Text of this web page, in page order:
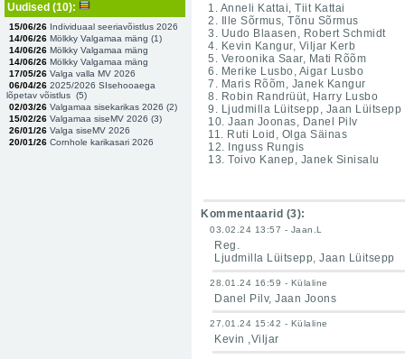
Uudised (10):
15/06/26 Individuaal seeriavõistlus 2026
14/06/26 Mölkky Valgamaa mäng (1)
14/06/26 Mölkky Valgamaa mäng
14/06/26 Mölkky Valgamaa mäng
17/05/26 Valga valla MV 2026
06/04/26 2025/2026 SIsehooaega
lõpetav võistlus (5)
02/03/26 Valgamaa sisekarikas 2026 (2)
15/02/26 Valgamaa siseMV 2026 (3)
26/01/26 Valga siseMV 2026
20/01/26 Cornhole karikasari 2026
1. Anneli Kattai, Tiit Kattai
2. Ille Sõrmus, Tõnu Sõrmus
3. Uudo Blaasen, Robert Schmidt
4. Kevin Kangur, Viljar Kerb
5. Veroonika Saar, Mati Rõõm
6. Merike Lusbo, Aigar Lusbo
7. Maris Rõõm, Janek Kangur
8. Robin Randrüüt, Harry Lusbo
9. Ljudmilla Lüitsepp, Jaan Lüitsepp
10. Jaan Joonas, Danel Pilv
11. Ruti Loid, Olga Säinas
12. Inguss Rungis
13. Toivo Kanep, Janek Sinisalu
Kommentaarid (3):
03.02.24 13:57 - Jaan.L
Reg.
Ljudmilla Lüitsepp, Jaan Lüitsepp
28.01.24 16:59 - Külaline
Danel Pilv, Jaan Joons
27.01.24 15:42 - Külaline
Kevin ,Viljar